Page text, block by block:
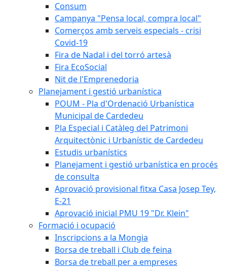
Consum
Campanya "Pensa local, compra local"
Comerços amb serveis especials - crisi
Covid-19
Fira de Nadal i del torró artesà
Fira EcoSocial
Nit de l'Emprenedoria
Planejament i gestió urbanística
POUM - Pla d'Ordenació Urbanística
Municipal de Cardedeu
Pla Especial i Catàleg del Patrimoni
Arquitectònic i Urbanístic de Cardedeu
Estudis urbanístics
Planejament i gestió urbanística en procés
de consulta
Aprovació provisional fitxa Casa Josep Tey,
E-21
Aprovació inicial PMU 19 "Dr. Klein"
Formació i ocupació
Inscripcions a la Mongia
Borsa de treball i Club de feina
Borsa de treball per a empreses